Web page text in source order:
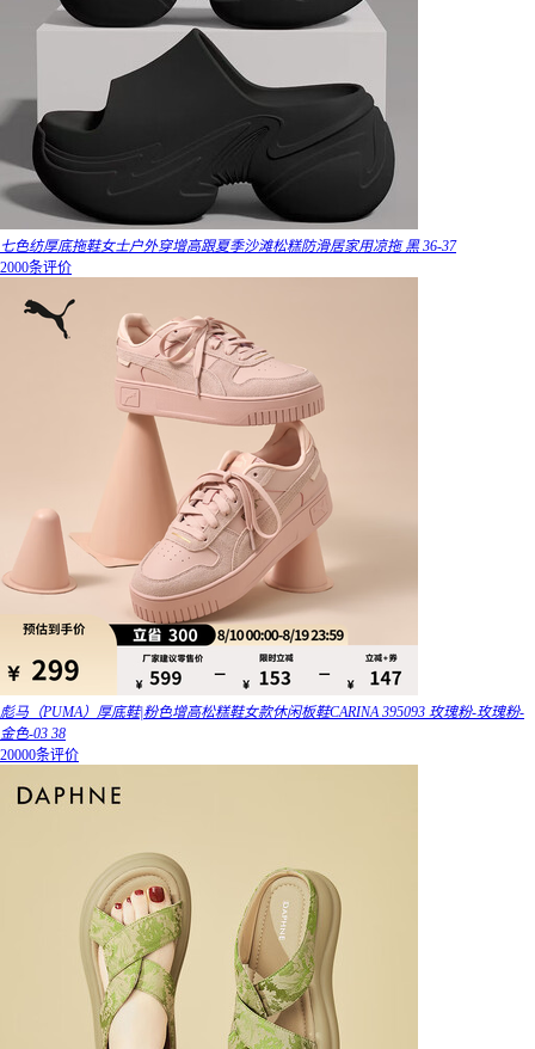
七色纺厚底拖鞋女士户外穿增高跟夏季沙滩松糕防滑居家用凉拖 黑 36-37
2000条评价
彪马（PUMA）厚底鞋|粉色增高松糕鞋女款休闲板鞋CARINA 395093 玫瑰粉-玫瑰粉-
金色-03 38
20000条评价